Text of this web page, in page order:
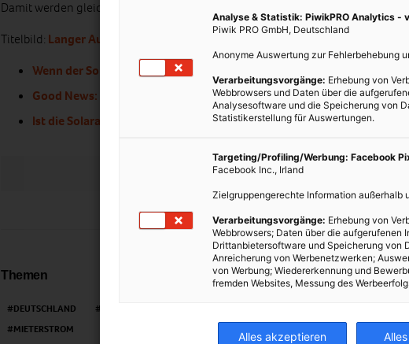
Damit werden gleichzeitig Kosten wie Netzentgelte, Umlagen und
Titelbild: Langer August
Wenn der Solarstrom vom Dach an die Mieter verkauft wird
Good News: Transparente Solarzellen
Ist die Solaranlage am Dach unsolidarisch?
Themen
DEUTSCHLAND
MIETERSTROM
Analyse & Statistik: PiwikPRO Analytics -
Piwik PRO GmbH, Deutschland
Anonyme Auswertung zur Fehlerbehebung
Verarbeitungsvorgänge: Erhebung von
Webbrowsers und Daten über die
Analysesoftware und die Speicherung von
Statistikerstellung für Auswertungen.
Targeting/Profiling/Werbung: Facebook
Facebook Inc., Irland
Zielgruppengerechte Information außerhalb
Verarbeitungsvorgänge: Erhebung von
Webbrowsers; Daten über die aufgerufenen
Drittanbietersoftware und Speicherung von
Anreicherung von Werbenetzwerken;
von Werbung; Wiedererkennung und
fremden Websites, Messung des
Alles akzeptieren